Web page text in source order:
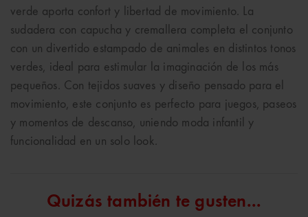
verde aporta confort y libertad de movimiento. La
sudadera con capucha y cremallera completa el conjunto
con un divertido estampado de animales en distintos tonos
verdes, ideal para estimular la imaginación de los más
pequeños. Con tejidos suaves y diseño pensado para el
movimiento, este conjunto es perfecto para juegos, paseos
y momentos de descanso, uniendo moda infantil y
funcionalidad en un solo look.
Quizás también te gusten...